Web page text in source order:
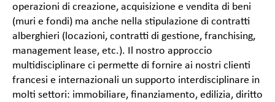
operazioni di creazione, acquisizione e vendita di beni
(muri e fondi) ma anche nella stipulazione di contratti
alberghieri (locazioni, contratti di gestione, franchising,
management lease, etc.). Il nostro approccio
multidisciplinare ci permette di fornire ai nostri clienti
francesi e internazionali un supporto interdisciplinare in
molti settori: immobiliare, finanziamento, edilizia, diritto